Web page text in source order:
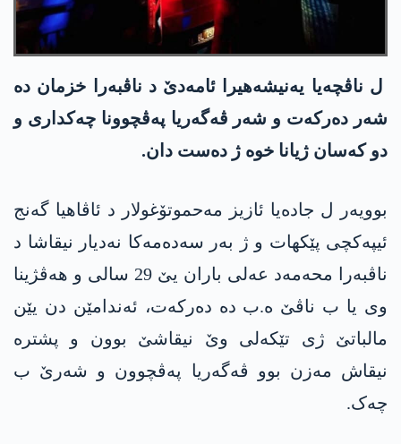
ل ناڤچەیا یەنیشەھیرا ئامەدێ د ناڤبەرا خزمان دە
شەر دەرکەت و شەر ڤەگەریا پەڤچوونا چەکداری و
دو کەسان ژیانا خوە ژ دەست دان.
بوویەر ل جادەیا ئازیز مەحموتۆغولار د ئاڤاھیا گەنج
ئیپەکچی پێکھات و ژ بەر سەدەمەکا نەدیار نیقاشا د
ناڤبەرا محەمەد عەلی باران یێ 29 سالی و ھەڤژینا
وی یا ب ناڤێ ە.ب دە دەرکەت، ئەندامێن دن یێن
مالباتێ ژی تێکەلی وێ نیقاشێ بوون و پشترە
نیقاش مەزن بوو ڤەگەریا پەڤچوون و شەرێ ب
چەک.